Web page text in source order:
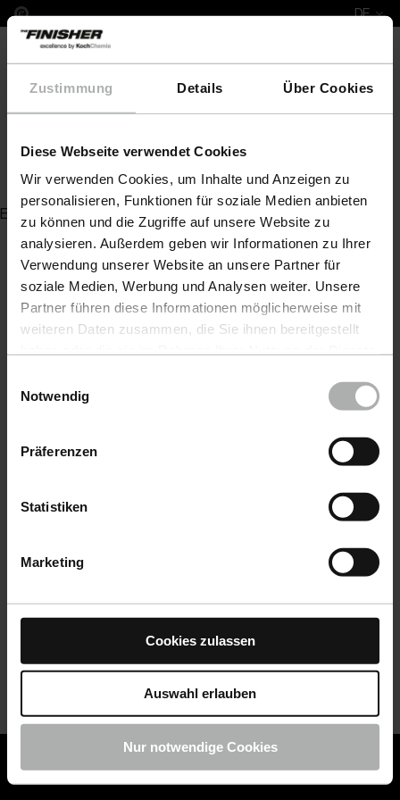
Zustimmung Details Über Cookies
Diese Webseite verwendet Cookies
Wir verwenden Cookies, um Inhalte und Anzeigen zu
personalisieren, Funktionen für soziale Medien anbieten
zu können und die Zugriffe auf unsere Website zu
analysieren. Außerdem geben wir Informationen zu Ihrer
Verwendung unserer Website an unsere Partner für
soziale Medien, Werbung und Analysen weiter. Unsere
Partner führen diese Informationen möglicherweise mit
weiteren Daten zusammen, die Sie ihnen bereitgestellt
Einstellungen zu den Cookies finden Sie unter
Notwendig
Präferenzen
Statistiken
Marketing
Cookies zulassen
Auswahl erlauben
Nur notwendige Cookies
DE
COLOURLOCK ist jetzt Teil von KochChemie -
COLOURLOCK Produkte shoppen
Hochglanz-Antihologramm M2.01
Es wurde kein Artikel zu Ihrer Anfrage gefunden